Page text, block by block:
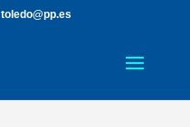
toledo@pp.es